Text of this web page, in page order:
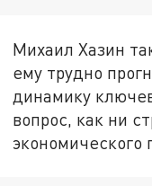
Михаил Хазин
ему трудно
динамику
вопрос, как ни
экономического